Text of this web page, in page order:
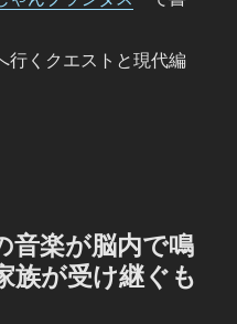
行くクエストと現代編
音楽が脳内で鳴
が受け継ぐも